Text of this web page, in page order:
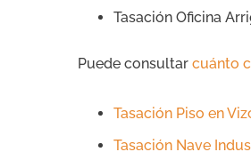
Tasación Oficina
Puede consultar cuánto
Tasación Piso en
Tasación Nave